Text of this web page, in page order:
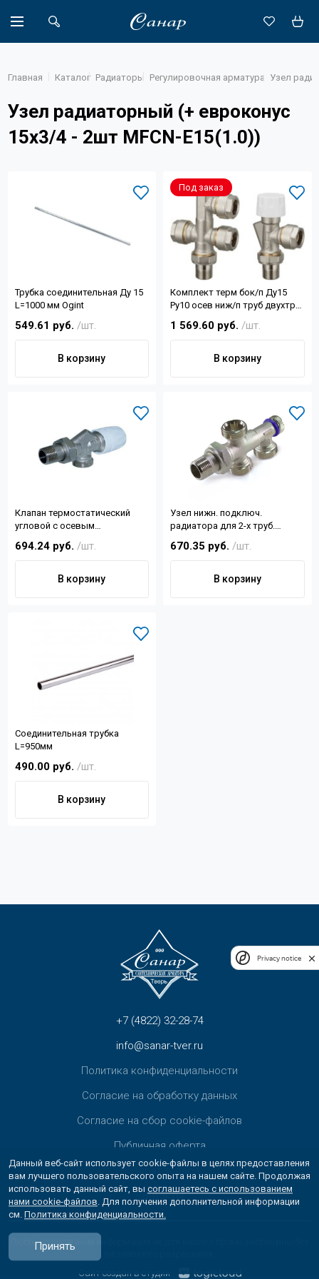
Акции
Доставка
Объекты
Партнеры
Контакты
info@sanar-tver.ru
Главная Каталог Радиаторы Регулировочная арматура Узел
Узел радиаторный (+ евроконус
15х3/4 - 2шт MFCN-E15(1.0))
Трубка соединительная Ду 15
L=1000 мм Ogint
549.61 руб. /шт.
В корзину
Под заказ
Комплект терм бок/п Ду15
Ру10 осев ниж/п труб двухтр
1 569.60 руб. /шт.
В корзину
Клапан термостатический
угловой с осевым
управлением 1/2х3/4
694.24 руб. /шт.
В корзину
Узел нижн. подключ.
радиатора для 2-х труб.
670.35 руб. /шт.
В корзину
Соединительная трубка
L=950мм
490.00 руб. /шт.
В корзину
+7 (4822) 32-28-74
info@sanar-tver.ru
Политика конфиденциальности
Согласие на обработку данных
Согласие на сбор cookie-файлов
Публичная оферта
Возврат товара
Контакты
Любое копирование информации не для нашего промо запрещены без
Сайт создан в студии
Данный веб-сайт использует cookie-файлы в целях предоставления
вам лучшего пользовательского опыта на нашем сайте. Продолжая
использовать данный сайт, вы соглашаетесь с использованием
нами cookie-файлов. Для получения дополнительной информации
см. Политика конфиденциальности.
Принять
Privacy notice